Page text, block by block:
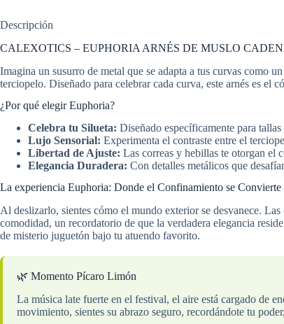
Descripción
CALEXOTICS – EUPHORIA ARNÉS DE MUSLO
Imagina un susurro de metal que se adapta a tus curvas como
terciopelo. Diseñado para celebrar cada curva, este arnés es el
¿Por qué elegir Euphoria?
Celebra tu Silueta: Diseñado específicamente para
Lujo Sensorial: Experimenta el contraste entre el
Libertad de Ajuste: Las correas y hebillas te otorgan el
Elegancia Duradera: Con detalles metálicos que
La experiencia Euphoria: Donde el Confinamiento se
Al deslizarlo, sientes cómo el mundo exterior se desvanece.
comodidad, un recordatorio de que la verdadera elegancia
de misterio juguetón bajo tu atuendo favorito.
🌿 Momento Pícaro Limón
La música late fuerte en el festival, el aire está cargado de
movimiento, sientes su abrazo seguro, recordándote tu